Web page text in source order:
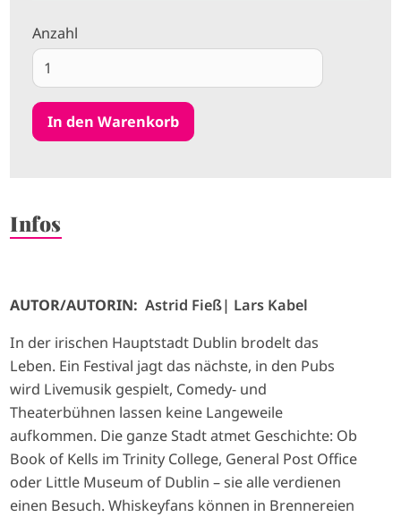
Anzahl
Infos
AUTOR/AUTORIN: Astrid Fieß
Lars Kabel
In der irischen Hauptstadt Dublin brodelt das
Leben. Ein Festival jagt das nächste, in den Pubs
wird Livemusik gespielt, Comedy- und
Theaterbühnen lassen keine Langeweile
aufkommen. Die ganze Stadt atmet Geschichte: Ob
Book of Kells im Trinity College, General Post Office
oder Little Museum of Dublin – sie alle verdienen
einen Besuch. Whiskeyfans können in Brennereien